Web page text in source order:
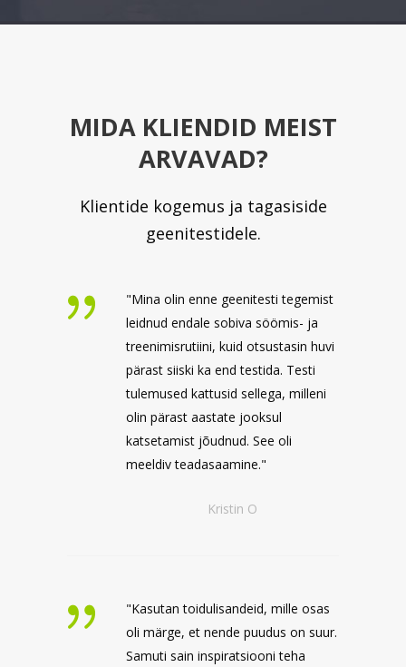
MIDA KLIENDID MEIST
ARVAVAD?
Klientide kogemus ja tagasiside
geenitestidele.
"Mina olin enne geenitesti tegemist
leidnud endale sobiva söömis- ja
treenimisrutiini, kuid otsustasin huvi
pärast siiski ka end testida. Testi
tulemused kattusid sellega, milleni
olin pärast aastate jooksul
katsetamist jõudnud. See oli
meeldiv teadasaamine."
Kristin O
"Kasutan toidulisandeid, mille osas
oli märge, et nende puudus on suur.
Samuti sain inspiratsiooni teha